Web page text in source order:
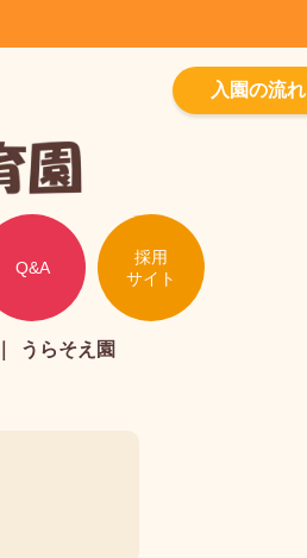
入園の流れ
Q&A
採用
サイト
うらそえ園